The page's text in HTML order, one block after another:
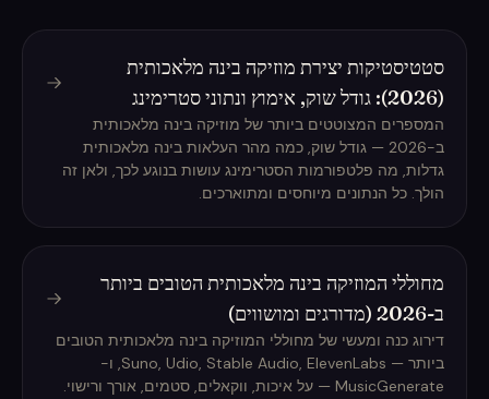
סטטיסטיקות יצירת מוזיקה בינה מלאכותית
(2026): גודל שוק, אימוץ ונתוני סטרימינג
המספרים המצוטטים ביותר של מוזיקה בינה מלאכותית
ב-2026 — גודל שוק, כמה מהר העלאות בינה מלאכותית
גדלות, מה פלטפורמות הסטרימינג עושות בנוגע לכך, ולאן זה
הולך. כל הנתונים מיוחסים ומתוארכים.
מחוללי המוזיקה בינה מלאכותית הטובים ביותר
ב-2026 (מדורגים ומושווים)
דירוג כנה ומעשי של מחוללי המוזיקה בינה מלאכותית הטובים
ביותר — Suno, Udio, Stable Audio, ElevenLabs, ו-
MusicGenerate — על איכות, ווקאלים, סטמים, אורך ורישוי.